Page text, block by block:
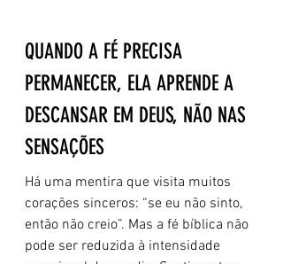
QUANDO A FÉ PRECISA
PERMANECER, ELA APRENDE A
DESCANSAR EM DEUS, NÃO NAS
SENSAÇÕES
Há uma mentira que visita muitos
corações sinceros: “se eu não sinto,
então não creio”. Mas a fé bíblica não
pode ser reduzida à intensidade